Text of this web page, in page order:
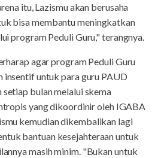
itu, Lazismu akan berusaha
bisa membantu meningkatkan
program Peduli Guru," terangnya.
agar program Peduli Guru
insentif untuk para guru PAUD
bulan melalui skema
yang dikoordinir oleh IGABA
kemudian dikembalikan lagi
bantuan kesejahteraan untuk
masih minim. "Bukan untuk